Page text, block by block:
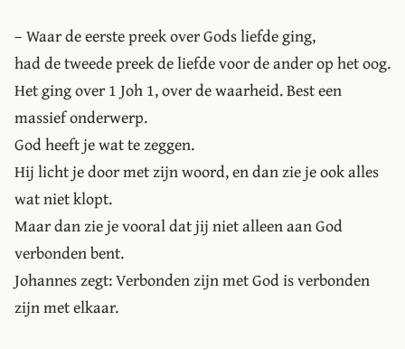
– Waar de eerste preek over Gods liefde ging,
had de tweede preek de liefde voor de ander op het oog.
Het ging over 1 Joh 1, over de waarheid. Best een
massief onderwerp.
God heeft je wat te zeggen.
Hij licht je door met zijn woord, en dan zie je ook alles
wat niet klopt.
Maar dan zie je vooral dat jij niet alleen aan God
verbonden bent.
Johannes zegt: Verbonden zijn met God is verbonden
zijn met elkaar.